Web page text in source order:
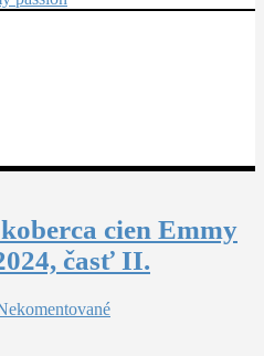
cien Emmy
časť II.